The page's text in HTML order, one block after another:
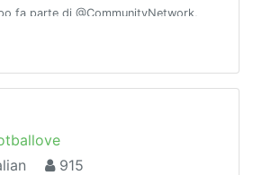
fa parte di @CommunityNetwork,
i migliori e più sicuri Gruppi e Canali
915